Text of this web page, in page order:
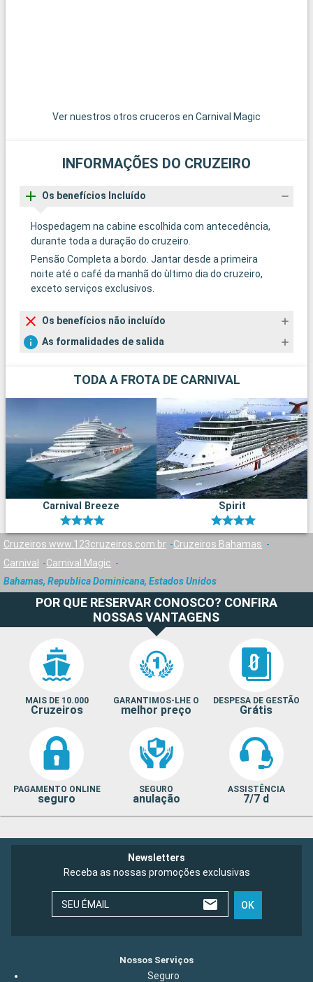
Ver nuestros otros cruceros en Carnival Magic
INFORMAÇÕES DO CRUZEIRO
Os benefícios Incluído
Hospedagem na cabine escolhida com antecedência,
durante toda a duração do cruzeiro.
Pensão Completa a bordo. Jantar desde a primeira
noite até o café da manhã do ùltimo dia do cruzeiro,
exceto serviços exclusivos.
Os benefícios não incluído
As formalidades de salida
TODA A FROTA DE CARNIVAL
Carnival Breeze Spirit
Cruzeiros www.123cruzeiros.com.br
Cruzeiros Bahamas
Carnival
Carnival Magic
Bahamas, Republica Dominicana, Estados Unidos
POR QUE RESERVAR CONOSCO? CONFIRA
NOSSAS VANTAGENS
MAIS DE 10.000
Cruzeiros
GARANTIMOS-LHE O
melhor preço
DESPESA DE GESTÃO
Grátis
PAGAMENTO ONLINE
seguro
SEGURO
anulação
ASSISTÊNCIA
7/7 d
Newsletters
Receba as nossas promoções exclusivas
SEU ÉMAIL OK
Nossos Serviços
Seguro